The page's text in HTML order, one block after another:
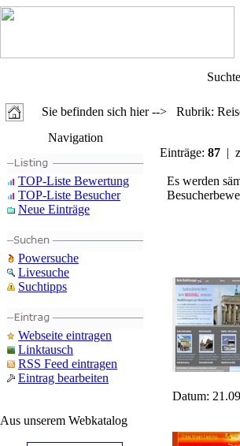
Sie befinden sich hier --> Rubrik:
Navigation
TOP-Liste Bewertung
TOP-Liste Besucher
Neue Einträge
Powersuche
Livesuche
Suchtipps
Webseite eintragen
Linktausch
RSS Feed eintragen
Eintrag bearbeiten
Aus unserem Webkatalog
Einträge: 87 |
Es werden
Datum: